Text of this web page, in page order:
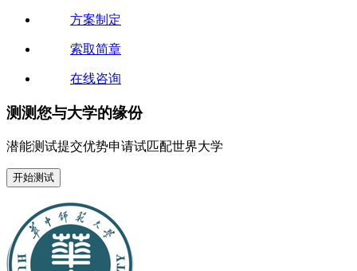
方案制定
索取简章
在线咨询
测测您与大学的缘份
潜能测试提交优势申请试匹配世界大学
开始测试